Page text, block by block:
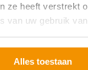
ze heeft verstrekt
van uw gebruik
Alles toestaan